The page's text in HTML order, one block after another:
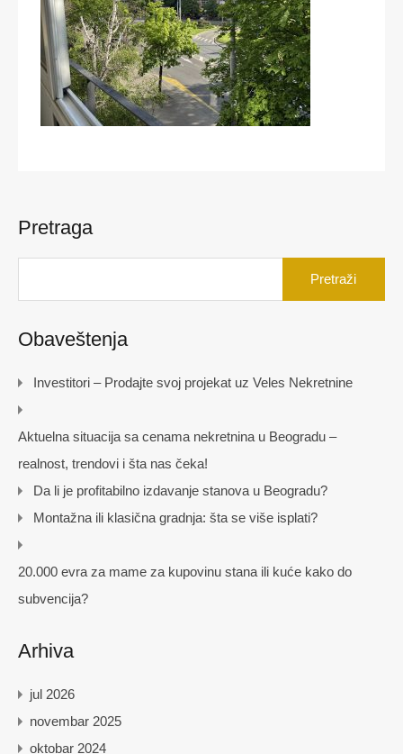
Pretraga
Obaveštenja
Investitori – Prodajte svoj projekat uz Veles Nekretnine
Aktuelna situacija sa cenama nekretnina u Beogradu –
realnost, trendovi i šta nas čeka!
Da li je profitabilno izdavanje stanova u Beogradu?
Montažna ili klasična gradnja: šta se više isplati?
20.000 evra za mame za kupovinu stana ili kuće kako do
subvencija?
Arhiva
jul 2026
novembar 2025
oktobar 2024